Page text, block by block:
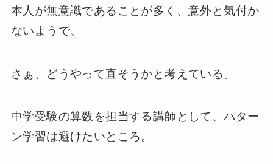
本人が無意識であることが多く、意外と気付か
ないようで、
さぁ、どうやって直そうかと考えている。
中学受験の算数を担当する講師として、パター
ン学習は避けたいところ。